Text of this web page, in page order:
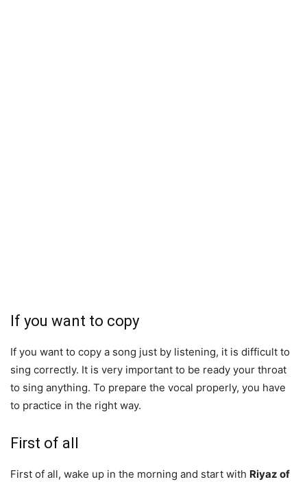
If you want to copy
If you want to copy a song just by listening, it is difficult to
sing correctly. It is very important to be ready your throat
to sing anything. To prepare the vocal properly, you have
to practice in the right way.
First of all
First of all, wake up in the morning and start with Riyaz of